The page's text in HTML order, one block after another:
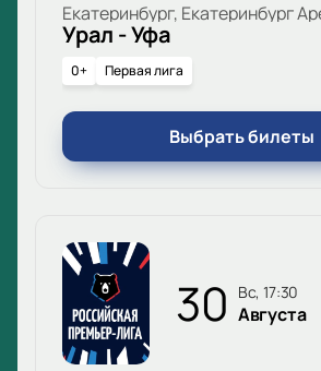
Екатеринбург, Екатеринбург
Урал - Уфа
0+ Первая лига
Выбрать билеты
30 вс, 17:30
Августа